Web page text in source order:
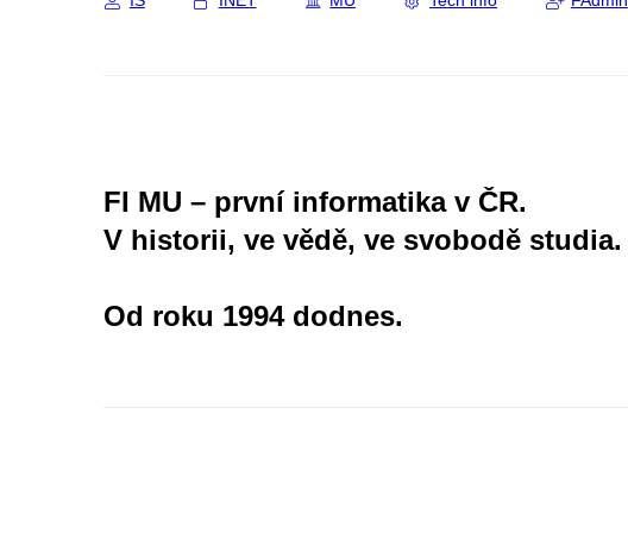
FI MU – první informatika v ČR.
V historii, ve vědě, ve svobodě studia.
Od roku 1994 dodnes.